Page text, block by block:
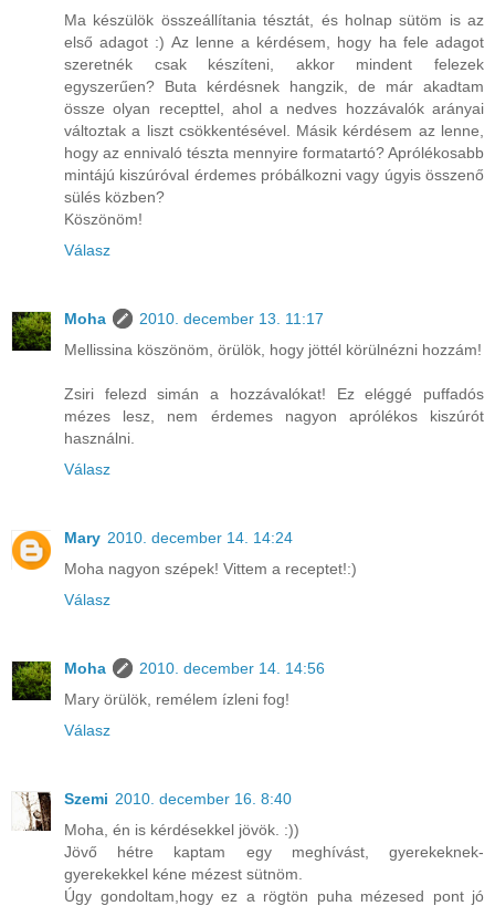
Ma készülök összeállítania tésztát, és holnap sütöm is az
első adagot :) Az lenne a kérdésem, hogy ha fele adagot
szeretnék csak készíteni, akkor mindent felezek
egyszerűen? Buta kérdésnek hangzik, de már akadtam
össze olyan recepttel, ahol a nedves hozzávalók arányai
változtak a liszt csökkentésével. Másik kérdésem az lenne,
hogy az ennivaló tészta mennyire formatartó? Aprólékosabb
mintájú kiszúróval érdemes próbálkozni vagy úgyis összenő
sülés közben?
Köszönöm!
Válasz
Moha
2010. december 13. 11:17
Mellissina köszönöm, örülök, hogy jöttél körülnézni hozzám!
Zsiri felezd simán a hozzávalókat! Ez eléggé puffadós
mézes lesz, nem érdemes nagyon aprólékos kiszúrót
használni.
Válasz
Mary 2010. december 14. 14:24
Moha nagyon szépek! Vittem a receptet!:)
Válasz
Moha
2010. december 14. 14:56
Mary örülök, remélem ízleni fog!
Válasz
Szemi 2010. december 16. 8:40
Moha, én is kérdésekkel jövök. :))
Jövő hétre kaptam egy meghívást, gyerekeknek-
gyerekekkel kéne mézest sütnöm.
Úgy gondoltam,hogy ez a rögtön puha mézesed pont jó